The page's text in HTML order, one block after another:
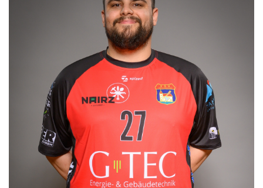
Vereinskollektion